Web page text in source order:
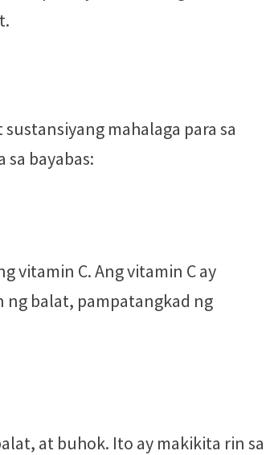
mahalaga para sa
bayabas:
vitamin C. Ang vitamin C ay
ng balat, pampatangkad ng
at buhok. Ito ay makikita rin sa